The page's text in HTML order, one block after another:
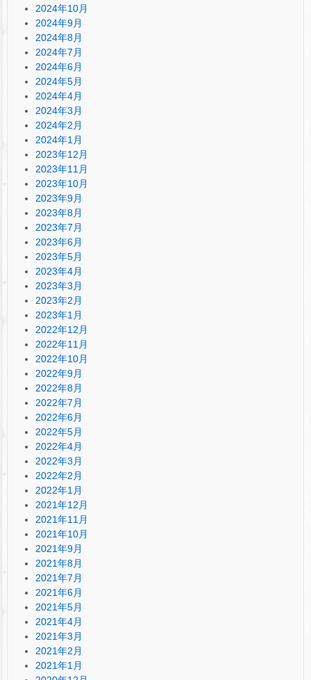
2024年10月
2024年9月
2024年8月
2024年7月
2024年6月
2024年5月
2024年4月
2024年3月
2024年2月
2024年1月
2023年12月
2023年11月
2023年10月
2023年9月
2023年8月
2023年7月
2023年6月
2023年5月
2023年4月
2023年3月
2023年2月
2023年1月
2022年12月
2022年11月
2022年10月
2022年9月
2022年8月
2022年7月
2022年6月
2022年5月
2022年4月
2022年3月
2022年2月
2022年1月
2021年12月
2021年11月
2021年10月
2021年9月
2021年8月
2021年7月
2021年6月
2021年5月
2021年4月
2021年3月
2021年2月
2021年1月